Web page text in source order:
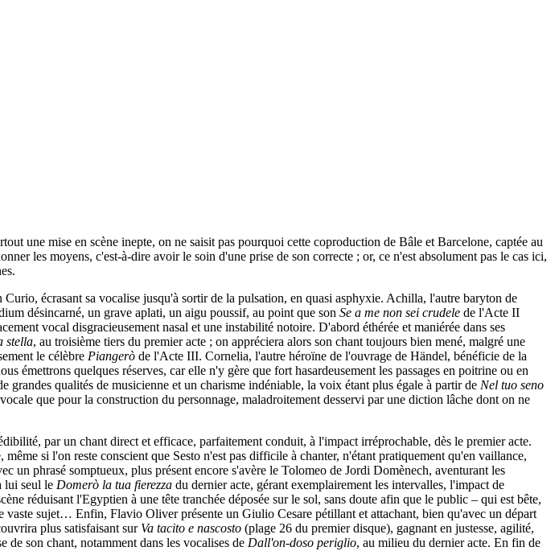
une mise en scène inepte, on ne saisit pas pourquoi cette coproduction de Bâle et Barcelone, captée au
les moyens, c'est-à-dire avoir le soin d'une prise de son correcte ; or, ce n'est absolument pas le cas ici,
écrasant sa vocalise jusqu'à sortir de la pulsation, en quasi asphyxie. Achilla, l'autre baryton de
désincarné, un grave aplati, un aigu poussif, au point que son Se a me non sei crudele de l'Acte II
vocal disgracieusement nasal et une instabilité notoire. D'abord éthérée et maniérée dans ses
stella, au troisième tiers du premier acte ; on appréciera alors son chant toujours bien mené, malgré une
le célèbre Piangerò de l'Acte III. Cornelia, l'autre héroïne de l'ouvrage de Händel, bénéficie de la
émettrons quelques réserves, car elle n'y gère que fort hasardeusement les passages en poitrine ou en
qualités de musicienne et un charisme indéniable, la voix étant plus égale à partir de Nel tuo seno
que pour la construction du personnage, maladroitement desservi par une diction lâche dont on ne
par un chant direct et efficace, parfaitement conduit, à l'impact irréprochable, dès le premier acte.
si l'on reste conscient que Sesto n'est pas difficile à chanter, n'étant pratiquement qu'en vaillance,
un phrasé somptueux, plus présent encore s'avère le Tolomeo de Jordi Domènech, aventurant les
lui seul le Domerò la tua fierezza du dernier acte, gérant exemplairement les intervalles, l'impact de
réduisant l'Egyptien à une tête tranchée déposée sur le sol, sans doute afin que le public – qui est bête,
vaste sujet… Enfin, Flavio Oliver présente un Giulio Cesare pétillant et attachant, bien qu'avec un départ
plus satisfaisant sur Va tacito e nascosto (plage 26 du premier disque), gagnant en justesse, agilité,
son chant, notamment dans les vocalises de Dall'on-doso periglio, au milieu du dernier acte. En fin de